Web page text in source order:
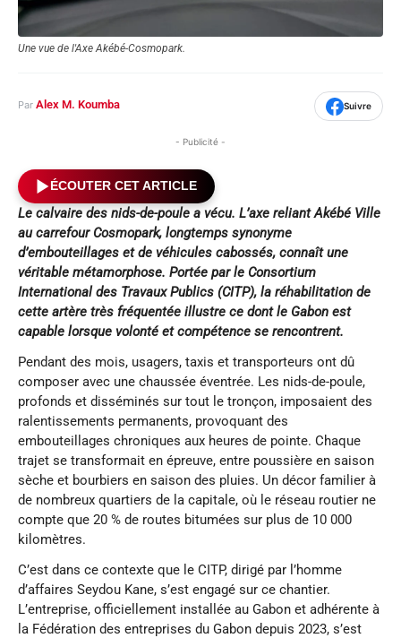
Une vue de l'Axe Akébé-Cosmopark.
Par Alex M. Koumba Suivre
- Publicité -
ÉCOUTER CET ARTICLE
Le calvaire des nids-de-poule a vécu. L’axe reliant Akébé Ville
au carrefour Cosmopark, longtemps synonyme
d’embouteillages et de véhicules cabossés, connaît une
véritable métamorphose. Portée par le Consortium
International des Travaux Publics (CITP), la réhabilitation de
cette artère très fréquentée illustre ce dont le Gabon est
capable lorsque volonté et compétence se rencontrent.
Pendant des mois, usagers, taxis et transporteurs ont dû
composer avec une chaussée éventrée. Les nids-de-poule,
profonds et disséminés sur tout le tronçon, imposaient des
ralentissements permanents, provoquant des
embouteillages chroniques aux heures de pointe. Chaque
trajet se transformait en épreuve, entre poussière en saison
sèche et bourbiers en saison des pluies. Un décor familier à
de nombreux quartiers de la capitale, où le réseau routier ne
compte que 20 % de routes bitumées sur plus de 10 000
kilomètres.
C’est dans ce contexte que le CITP, dirigé par l’homme
d’affaires Seydou Kane, s’est engagé sur ce chantier.
L’entreprise, officiellement installée au Gabon et adhérente à
la Fédération des entreprises du Gabon depuis 2023, s’est